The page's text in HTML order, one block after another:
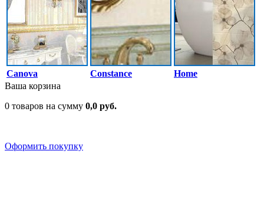
Canova Constance
Home
Ваша корзина
0 товаров на сумму 0,0 руб.
Оформить покупку